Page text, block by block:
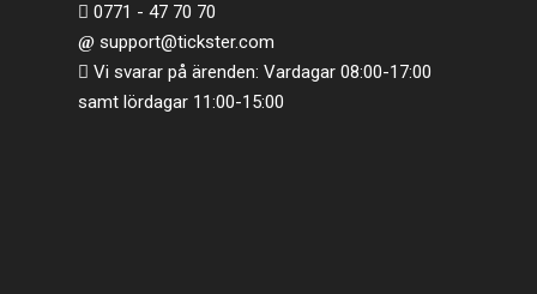
0771 - 47 70 70
support@tickster.com
Vi svarar på ärenden: Vardagar 08:00-17:00
samt lördagar 11:00-15:00